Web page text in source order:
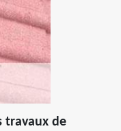
travaux de